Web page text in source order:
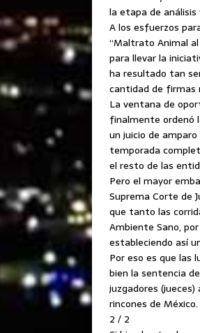
la etapa de
A los esfuerzos
“Maltrato Animal al
para llevar la
ha resultado tan
cantidad de firmas
La ventana de
finalmente ordenó
un juicio de
temporada
el resto de las
Pero el mayor
Suprema Corte de
que tanto las
Ambiente Sano,
estableciendo así
Por eso es que las
bien la sentencia
juzgadores
rincones de México.
2 / 2